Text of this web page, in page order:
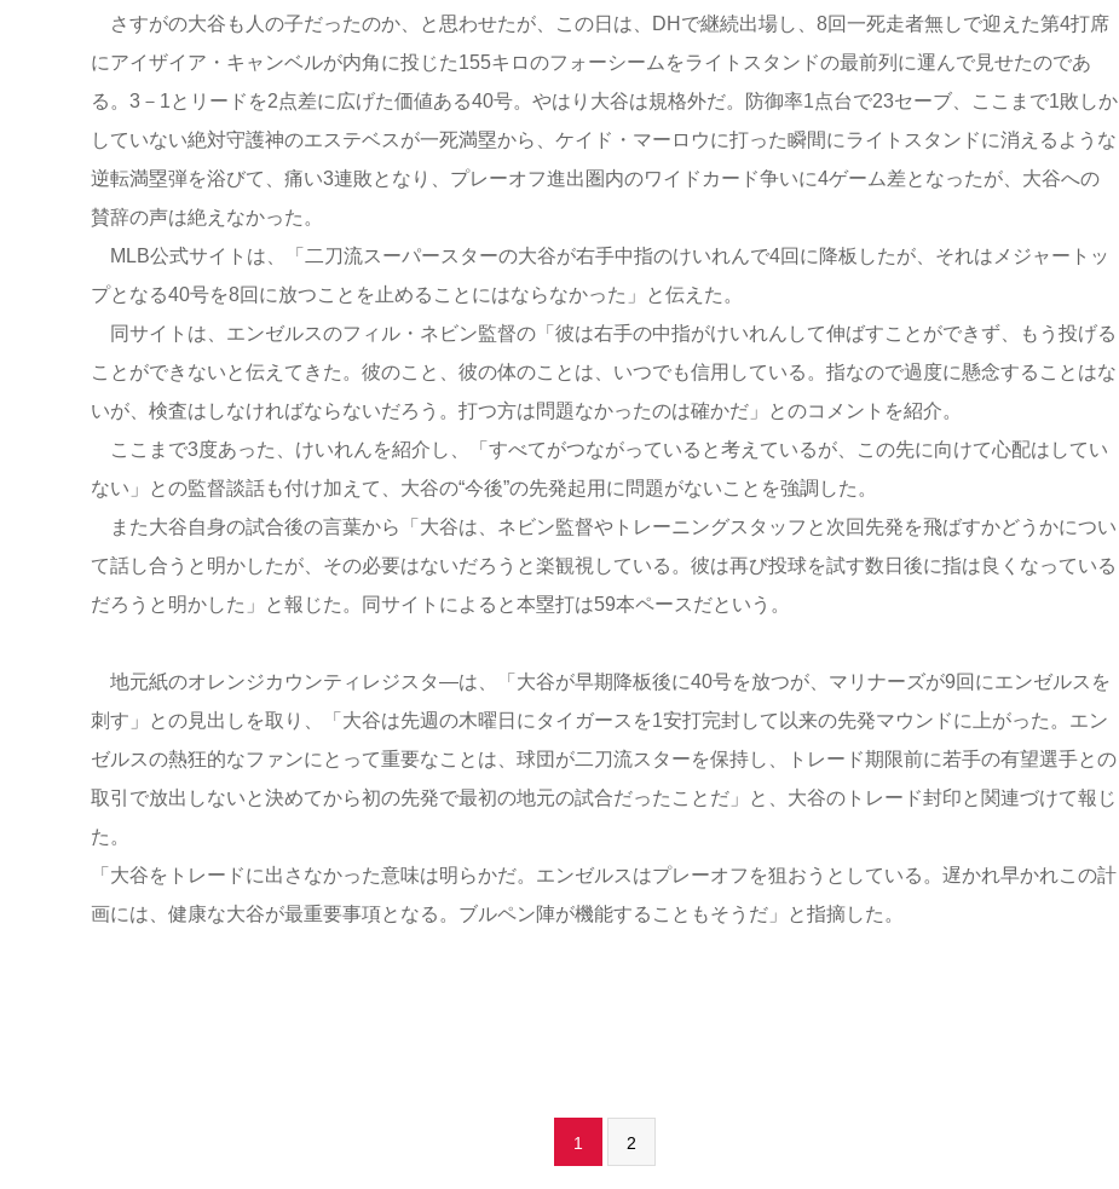
さすがの大谷も人の子だったのか、と思わせたが、この日は、DHで継続出場し、8回一死走者無しで迎えた第4打席
にアイザイア・キャンベルが内角に投じた155キロのフォーシームをライトスタンドの最前列に運んで見せたのであ
る。3－1とリードを2点差に広げた価値ある40号。やはり大谷は規格外だ。防御率1点台で23セーブ、ここまで1敗しか
していない絶対守護神のエステベスが一死満塁から、ケイド・マーロウに打った瞬間にライトスタンドに消えるような
逆転満塁弾を浴びて、痛い3連敗となり、プレーオフ進出圏内のワイドカード争いに4ゲーム差となったが、大谷への
賛辞の声は絶えなかった。
MLB公式サイトは、「二刀流スーパースターの大谷が右手中指のけいれんで4回に降板したが、それはメジャートッ
プとなる40号を8回に放つことを止めることにはならなかった」と伝えた。
同サイトは、エンゼルスのフィル・ネビン監督の「彼は右手の中指がけいれんして伸ばすことができず、もう投げる
ことができないと伝えてきた。彼のこと、彼の体のことは、いつでも信用している。指なので過度に懸念することはな
いが、検査はしなければならないだろう。打つ方は問題なかったのは確かだ」とのコメントを紹介。
ここまで3度あった、けいれんを紹介し、「すべてがつながっていると考えているが、この先に向けて心配はしてい
ない」との監督談話も付け加えて、大谷の“今後”の先発起用に問題がないことを強調した。
また大谷自身の試合後の言葉から「大谷は、ネビン監督やトレーニングスタッフと次回先発を飛ばすかどうかについ
て話し合うと明かしたが、その必要はないだろうと楽観視している。彼は再び投球を試す数日後に指は良くなっている
だろうと明かした」と報じた。同サイトによると本塁打は59本ペースだという。
地元紙のオレンジカウンティレジスタ―は、「大谷が早期降板後に40号を放つが、マリナーズが9回にエンゼルスを
刺す」との見出しを取り、「大谷は先週の木曜日にタイガースを1安打完封して以来の先発マウンドに上がった。エン
ゼルスの熱狂的なファンにとって重要なことは、球団が二刀流スターを保持し、トレード期限前に若手の有望選手との
取引で放出しないと決めてから初の先発で最初の地元の試合だったことだ」と、大谷のトレード封印と関連づけて報じ
た。
「大谷をトレードに出さなかった意味は明らかだ。エンゼルスはプレーオフを狙おうとしている。遅かれ早かれこの計
画には、健康な大谷が最重要事項となる。ブルペン陣が機能することもそうだ」と指摘した。
1 2